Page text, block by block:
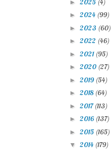
► 2025 (4)
► 2024 (99)
► 2023 (60)
► 2022 (46)
► 2021 (95)
► 2020 (27)
► 2019 (54)
► 2018 (64)
► 2017(113)
► 2016 (137)
► 2015 (165)
▼ 2014 (179)